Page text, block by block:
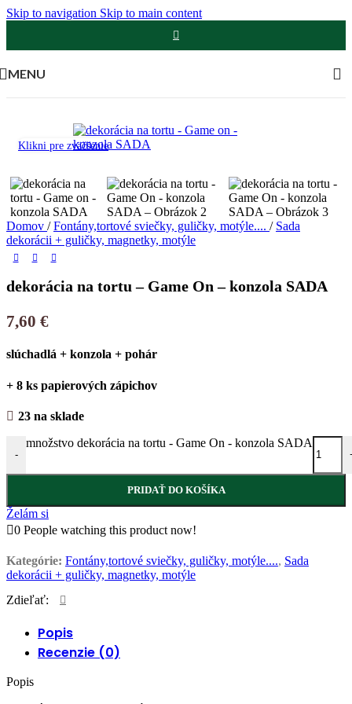
Skip to navigation Skip to main content
MENU
Klikni pre zväčšenie
Domov / Fontány,tortové sviečky, guličky, motýle.... / Sada
dekorácii + guličky, magnetky, motýle
dekorácia na tortu – Game On – konzola SADA
7,60 €
slúchadlá + konzola + pohár
+ 8 ks papierových zápichov
23 na sklade
-
množstvo dekorácia na tortu - Game On - konzola SADA
PRIDAŤ DO KOŠÍKA
Želám si
0 People watching this product now!
Kategórie: Fontány,tortové sviečky, guličky, motýle...., Sada
dekorácii + guličky, magnetky, motýle
Zdieľať:
Popis
Recenzie (0)
Popis